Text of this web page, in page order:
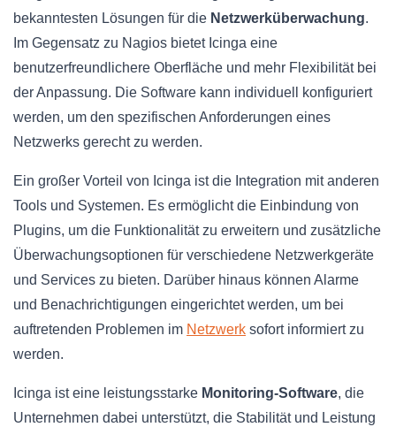
bekanntesten Lösungen für die Netzwerküberwachung.
Im Gegensatz zu Nagios bietet Icinga eine
benutzerfreundlichere Oberfläche und mehr Flexibilität bei
der Anpassung. Die Software kann individuell konfiguriert
werden, um den spezifischen Anforderungen eines
Netzwerks gerecht zu werden.
Ein großer Vorteil von Icinga ist die Integration mit anderen
Tools und Systemen. Es ermöglicht die Einbindung von
Plugins, um die Funktionalität zu erweitern und zusätzliche
Überwachungsoptionen für verschiedene Netzwerkgeräte
und Services zu bieten. Darüber hinaus können Alarme
und Benachrichtigungen eingerichtet werden, um bei
auftretenden Problemen im Netzwerk sofort informiert zu
werden.
Icinga ist eine leistungsstarke Monitoring-Software, die
Unternehmen dabei unterstützt, die Stabilität und Leistung